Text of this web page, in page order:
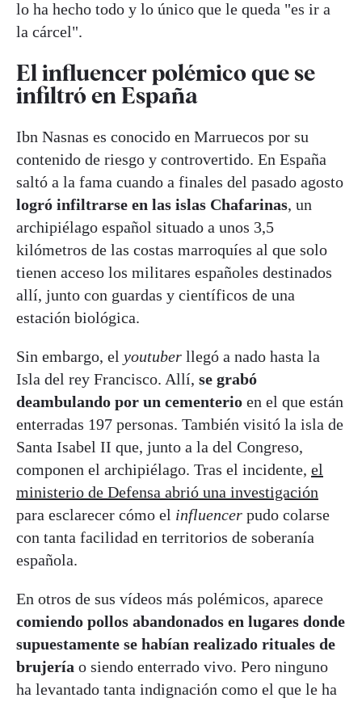
lo ha hecho todo y lo único que le queda "es ir a
la cárcel".
El influencer polémico que se
infiltró en España
Ibn Nasnas es conocido en Marruecos por su
contenido de riesgo y controvertido. En España
saltó a la fama cuando a finales del pasado agosto
logró infiltrarse en las islas Chafarinas, un
archipiélago español situado a unos 3,5
kilómetros de las costas marroquíes al que solo
tienen acceso los militares españoles destinados
allí, junto con guardas y científicos de una
estación biológica.
Sin embargo, el youtuber llegó a nado hasta la
Isla del rey Francisco. Allí, se grabó
deambulando por un cementerio en el que están
enterradas 197 personas. También visitó la isla de
Santa Isabel II que, junto a la del Congreso,
componen el archipiélago. Tras el incidente, el
ministerio de Defensa abrió una investigación
para esclarecer cómo el influencer pudo colarse
con tanta facilidad en territorios de soberanía
española.
En otros de sus vídeos más polémicos, aparece
comiendo pollos abandonados en lugares donde
supuestamente se habían realizado rituales de
brujería o siendo enterrado vivo. Pero ninguno
ha levantado tanta indignación como el que le ha